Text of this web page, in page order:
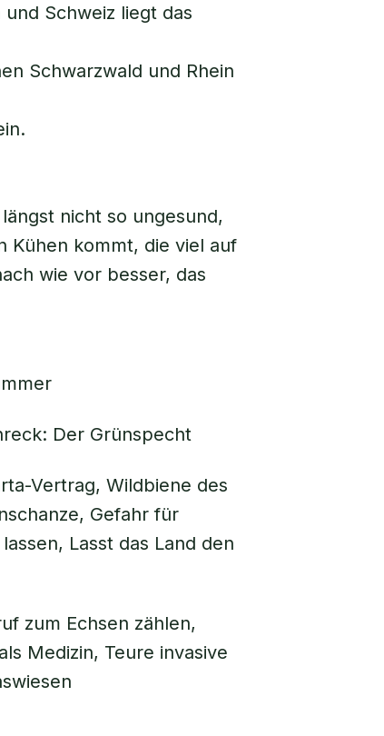
Schweiz liegt das
Schwarzwald und Rhein
nicht so ungesund,
Kühen kommt, die viel auf
wie vor besser, das
Der Grünspecht
Vertrag, Wildbiene des
Gefahr für
Lasst das Land den
zum Echsen zählen,
Medizin, Teure invasive